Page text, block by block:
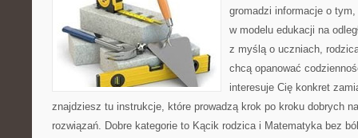
gromadzi informacje o
w modelu edukacji na
z myślą o uczniach,
chcą opanować
interesuje Cię konkret
znajdziesz tu instrukcje, które prowadzą krok po kroku dobrych
rozwiązań. Dobre kategorie to Kącik rodzica i Matematyka bez